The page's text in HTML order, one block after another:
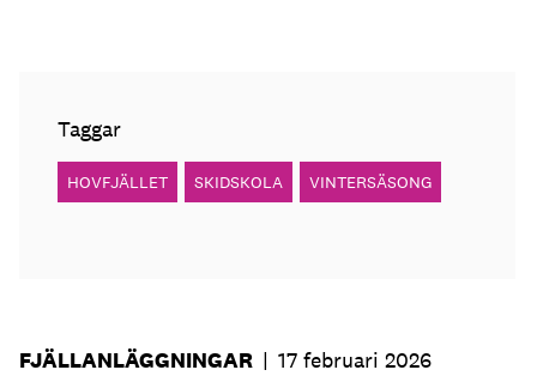
Taggar
HOVFJÄLLET SKIDSKOLA VINTERSÄSONG
FJÄLLANLÄGGNINGAR | 17 februari 2026